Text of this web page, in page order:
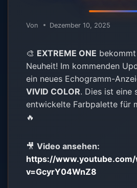
Von Dezember 10, 2025
🎨 EXTREME ONE
Neuheit! Im kommenden
ein neues Echogramm-
VIVID COLOR. Dies ist eine
entwickelte Farbpalette für
🔥
🎥Video ansehen:
https://www.youtube.com/
v=GcyrY04WnZ8